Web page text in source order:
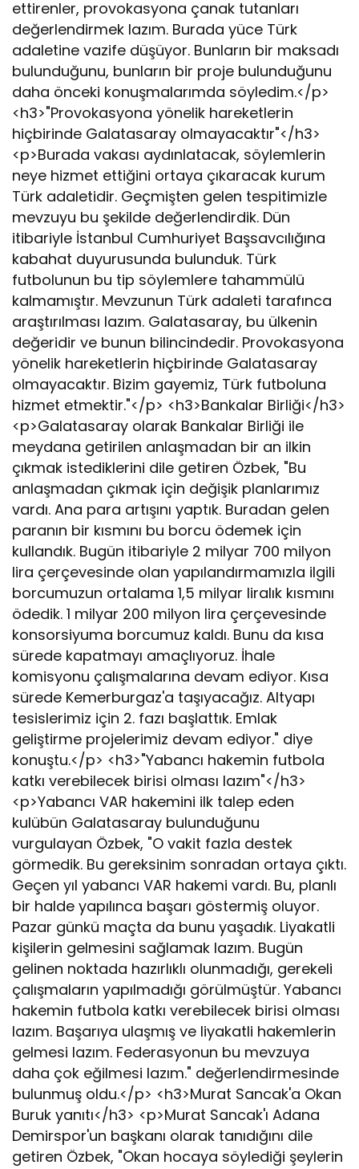
ettirenler, provokasyona çanak tutanları
değerlendirmek lazım. Burada yüce Türk
adaletine vazife düşüyor. Bunların bir maksadı
bulunduğunu, bunların bir proje bulunduğunu
daha önceki konuşmalarımda söyledim.</p>
<h3>"Provokasyona yönelik hareketlerin
hiçbirinde Galatasaray olmayacaktır"</h3>
<p>Burada vakası aydınlatacak, söylemlerin
neye hizmet ettiğini ortaya çıkaracak kurum
Türk adaletidir. Geçmişten gelen tespitimizle
mevzuyu bu şekilde değerlendirdik. Dün
itibariyle İstanbul Cumhuriyet Başsavcılığına
kabahat duyurusunda bulunduk. Türk
futbolunun bu tip söylemlere tahammülü
kalmamıştır. Mevzunun Türk adaleti tarafınca
araştırılması lazım. Galatasaray, bu ülkenin
değeridir ve bunun bilincindedir. Provokasyona
yönelik hareketlerin hiçbirinde Galatasaray
olmayacaktır. Bizim gayemiz, Türk futboluna
hizmet etmektir."</p> <h3>Bankalar Birliği</h3>
<p>Galatasaray olarak Bankalar Birliği ile
meydana getirilen anlaşmadan bir an ilkin
çıkmak istediklerini dile getiren Özbek, "Bu
anlaşmadan çıkmak için değişik planlarımız
vardı. Ana para artışını yaptık. Buradan gelen
paranın bir kısmını bu borcu ödemek için
kullandık. Bugün itibariyle 2 milyar 700 milyon
lira çerçevesinde olan yapılandırmamızla ilgili
borcumuzun ortalama 1,5 milyar liralık kısmını
ödedik. 1 milyar 200 milyon lira çerçevesinde
konsorsiyuma borcumuz kaldı. Bunu da kısa
sürede kapatmayı amaçlıyoruz. İhale
komisyonu çalışmalarına devam ediyor. Kısa
sürede Kemerburgaz'a taşıyacağız. Altyapı
tesislerimiz için 2. fazı başlattık. Emlak
geliştirme projelerimiz devam ediyor." diye
konuştu.</p> <h3>"Yabancı hakemin futbola
katkı verebilecek birisi olması lazım"</h3>
<p>Yabancı VAR hakemini ilk talep eden
kulübün Galatasaray bulunduğunu
vurgulayan Özbek, "O vakit fazla destek
görmedik. Bu gereksinim sonradan ortaya çıktı.
Geçen yıl yabancı VAR hakemi vardı. Bu, planlı
bir halde yapılınca başarı göstermiş oluyor.
Pazar günkü maçta da bunu yaşadık. Liyakatli
kişilerin gelmesini sağlamak lazım. Bugün
gelinen noktada hazırlıklı olunmadığı, gerekeli
çalışmaların yapılmadığı görülmüştür. Yabancı
hakemin futbola katkı verebilecek birisi olması
lazım. Başarıya ulaşmış ve liyakatli hakemlerin
gelmesi lazım. Federasyonun bu mevzuya
daha çok eğilmesi lazım." değerlendirmesinde
bulunmuş oldu.</p> <h3>Murat Sancak'a Okan
Buruk yanıtı</h3> <p>Murat Sancak'ı Adana
Demirspor'un başkanı olarak tanıdığını dile
getiren Özbek, "Okan hocaya söylediği şeylerin